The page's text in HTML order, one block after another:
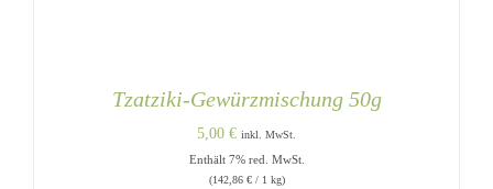
Tzatziki-Gewürzmischung 50g
5,00 € inkl. MwSt.
Enthält 7% red. MwSt.
(142,86 €/ 1 kg)